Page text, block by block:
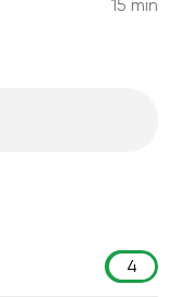
15 min
4